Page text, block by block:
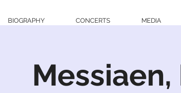
BIOGRAPHY CONCERTS MEDIA